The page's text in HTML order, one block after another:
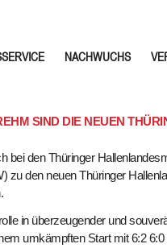
NACHWUCHS
SIND DIE NEUEN
bei den Thüringer
den neuen Thüringer
in überzeugender und
umkämpften Start mit 6:2